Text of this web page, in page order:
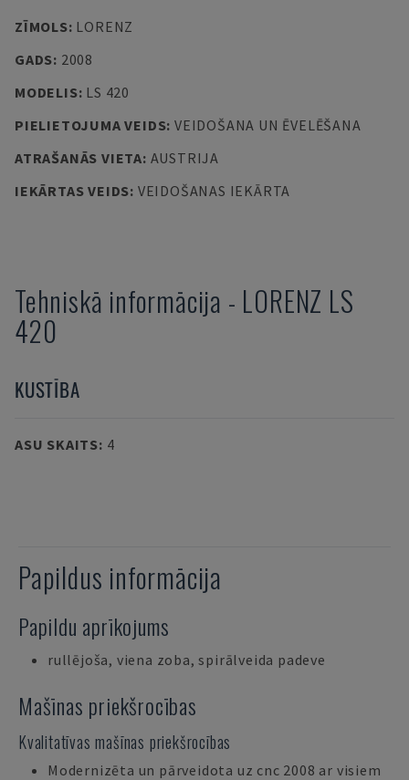
ZĪMOLS: LORENZ
GADS: 2008
MODELIS: LS 420
PIELIETOJUMA VEIDS: VEIDOŠANA UN ĒVELĒŠANA
ATRAŠANĀS VIETA: AUSTRIJA
IEKĀRTAS VEIDS: VEIDOŠANAS IEKĀRTA
Tehniskā informācija - LORENZ LS
420
KUSTĪBA
ASU SKAITS: 4
Papildus informācija
Papildu aprīkojums
rullējoša, viena zoba, spirālveida padeve
Mašīnas priekšrocības
Kvalitatīvas mašīnas priekšrocības
Modernizēta un pārveidota uz cnc 2008 ar visiem